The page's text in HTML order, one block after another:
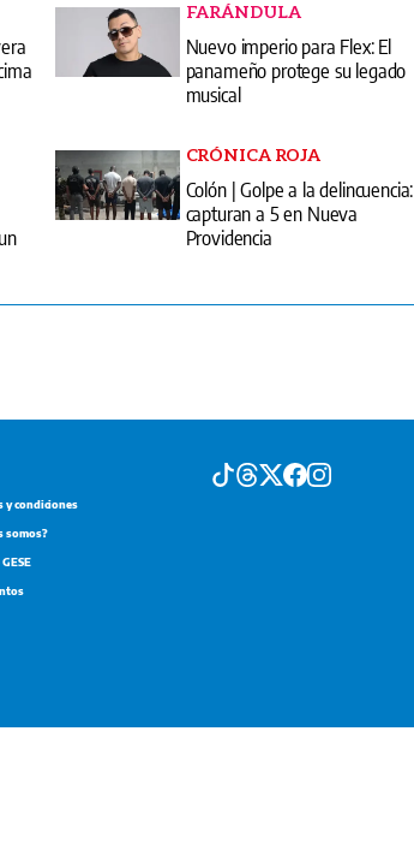
FARÁNDULA
Nuevo imperio para Flex: El
panameño protege su legado
musical
CRÓNICA ROJA
Colón | Golpe a la delincuencia:
capturan a 5 en Nueva
Providencia